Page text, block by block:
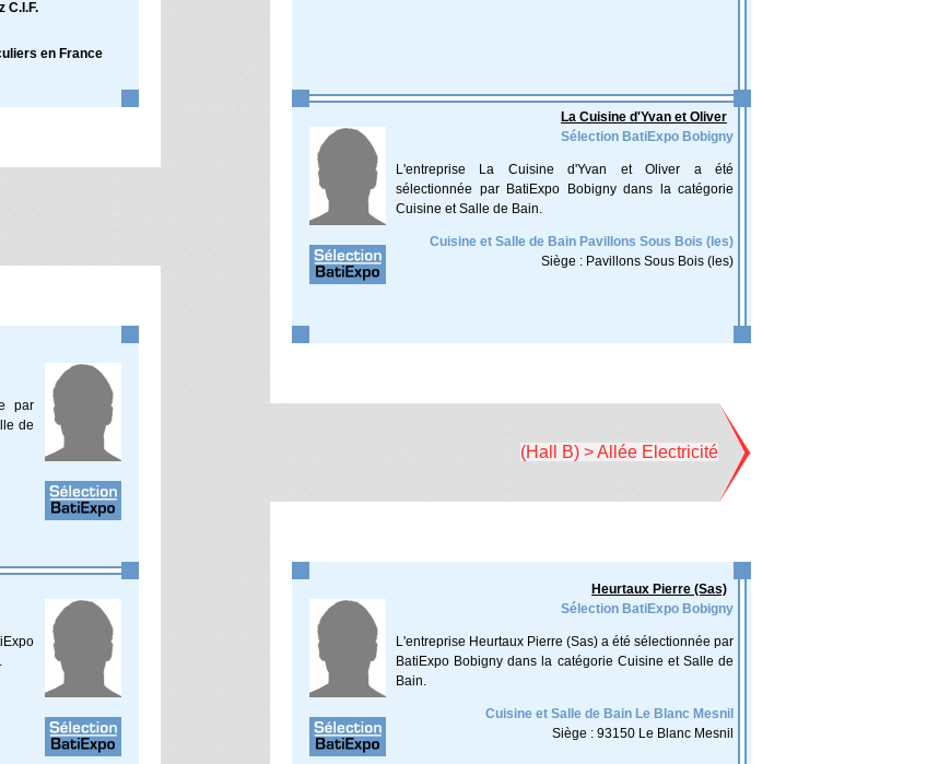
C.I.F.
en France
La Cuisine d'Yvan et Oliver
Sélection BatiExpo Bobigny
L'entreprise La Cuisine d'Yvan et Oliver a été
sélectionnée par BatiExpo Bobigny dans la catégorie
Cuisine et Salle de Bain.
Cuisine et Salle de Bain Pavillons Sous Bois (les)
Siège : Pavillons Sous Bois (les)
par
de
(Hall B) > Allée Electricité
Heurtaux Pierre (Sas)
Sélection BatiExpo Bobigny
L'entreprise Heurtaux Pierre (Sas) a été sélectionnée par
BatiExpo Bobigny dans la catégorie Cuisine et Salle de
Bain.
Cuisine et Salle de Bain Le Blanc Mesnil
Siège : 93150 Le Blanc Mesnil